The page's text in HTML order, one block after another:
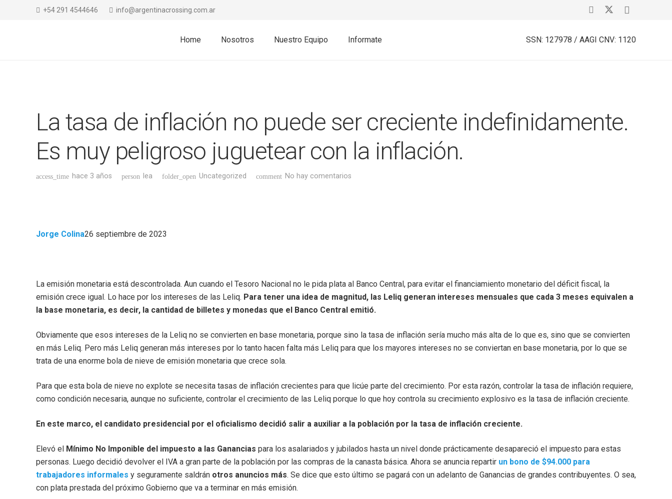
+54 291 4544646 info@argentinacrossing.com.ar
Home Nosotros Nuestro Equipo Informate SSN: 127978 / AAGI CNV: 1120
La tasa de inflación no puede ser creciente indefinidamente.
Es muy peligroso juguetear con la inflación.
access_time hace 3 años person lea folder_open Uncategorized comment No hay comentarios
Jorge Colina26 septiembre de 2023
La emisión monetaria está descontrolada. Aun cuando el Tesoro Nacional no le pida plata al Banco Central, para evitar el financiamiento monetario del déficit fiscal, la
emisión crece igual. Lo hace por los intereses de las Leliq. Para tener una idea de magnitud, las Leliq generan intereses mensuales que cada 3 meses equivalen a
la base monetaria, es decir, la cantidad de billetes y monedas que el Banco Central emitió.
Obviamente que esos intereses de la Leliq no se convierten en base monetaria, porque sino la tasa de inflación sería mucho más alta de lo que es, sino que se convierten
en más Leliq. Pero más Leliq generan más intereses por lo tanto hacen falta más Leliq para que los mayores intereses no se conviertan en base monetaria, por lo que se
trata de una enorme bola de nieve de emisión monetaria que crece sola.
Para que esta bola de nieve no explote se necesita tasas de inflación crecientes para que licúe parte del crecimiento. Por esta razón, controlar la tasa de inflación requiere,
como condición necesaria, aunque no suficiente, controlar el crecimiento de las Leliq porque lo que hoy controla su crecimiento explosivo es la tasa de inflación creciente.
En este marco, el candidato presidencial por el oficialismo decidió salir a auxiliar a la población por la tasa de inflación creciente.
Elevó el Mínimo No Imponible del impuesto a las Ganancias para los asalariados y jubilados hasta un nivel donde prácticamente desapareció el impuesto para estas
personas. Luego decidió devolver el IVA a gran parte de la población por las compras de la canasta básica. Ahora se anuncia repartir un bono de $94.000 para
trabajadores informales y seguramente saldrán otros anuncios más. Se dice que esto último se pagará con un adelanto de Ganancias de grandes contribuyentes. O sea,
con plata prestada del próximo Gobierno que va a terminar en más emisión.